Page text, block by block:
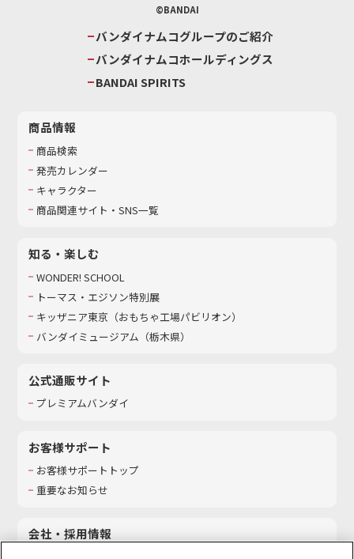
©BANDAI
バンダイナムコグループのご紹介
バンダイナムコホールディングス
BANDAI SPIRITS
商品情報
商品検索
発売カレンダー
キャラクター
商品関連サイト・SNS一覧
知る・楽しむ
WONDER! SCHOOL
トーマス・エジソン特別展
キッザニア東京（おもちゃ工場パビリオン）​
バンダイミュージアム（栃木県）
公式通販サイト
プレミアムバンダイ
お客様サポート
お客様サポートトップ
重要なお知らせ
会社・採用情報